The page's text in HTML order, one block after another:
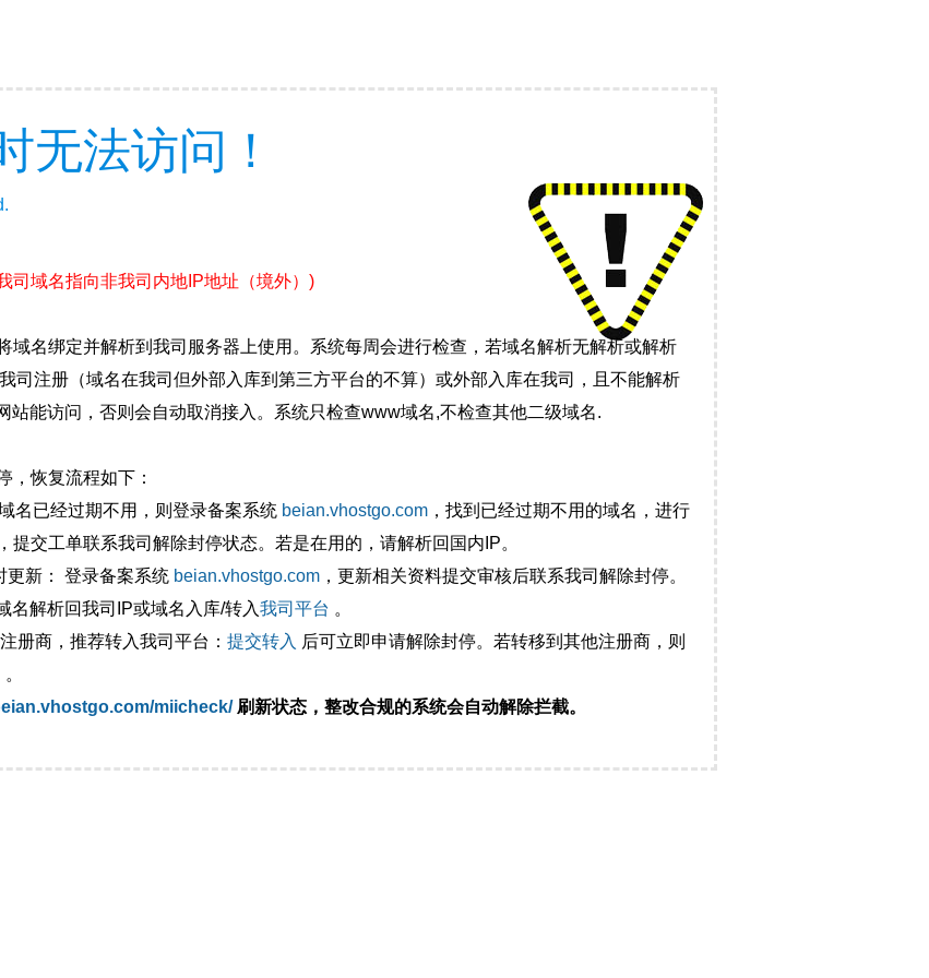
无法访问！
司域名指向非我司内地IP地址（境外）)
域名绑定并解析到我司服务器上使用。系统每周会进行检查，若域名解析无解析或解析
司注册（域名在我司但外部入库到第三方平台的不算）或外部入库在我司，且不能解析
站能访问，否则会自动取消接入。系统只检查www域名,不检查其他二级域名.
，恢复流程如下：
名已经过期不用，则登录备案系统 beian.vhostgo.com ，找到已经过期不用的域名，进行
交工单联系我司解除封停状态。若是在用的，请解析回国内IP。
更新： 登录备案系统 beian.vhostgo.com ，更新相关资料提交审核后联系我司解除封停。
名解析回我司IP或域名入库/转入我司平台 。
册商，推荐转入我司平台： 提交转入 后可立即申请解除封停。若转移到其他注册商，则
miicheck/刷新状态，整改合规的系统会自动解除拦截。